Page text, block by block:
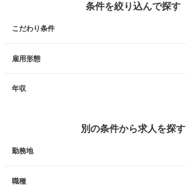
条件を絞り込んで探す
こだわり条件
雇用形態
年収
別の条件から求人を探す
勤務地
職種